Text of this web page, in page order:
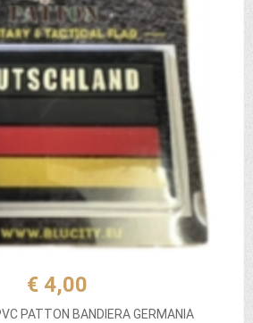
€ 4,00
PATTON BANDIERA GERMANIA